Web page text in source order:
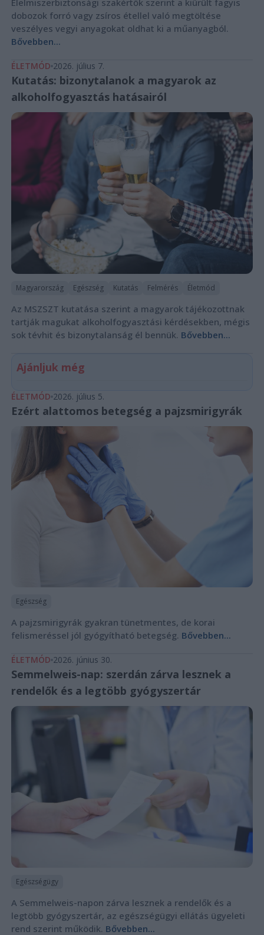
dobozok forró vagy zsíros étellel való megtöltése
veszélyes vegyi anyagokat oldhat ki a műanyagból.
Bővebben...
ÉLETMÓD 2026. július 7.
Kutatás: bizonytalanok a magyarok az
alkoholfogyasztás hatásairól
Magyarország Egészség Kutatás Felmérés Életmód
Az MSZSZT kutatása szerint a magyarok tájékozottnak
tartják magukat alkoholfogyasztási kérdésekben, mégis
sok tévhit és bizonytalanság él bennük. Bővebben...
Ajánljuk még
ÉLETMÓD 2026. július 5.
Ezért alattomos betegség a pajzsmirigyrák
Egészség
A pajzsmirigyrák gyakran tünetmentes, de korai
felismeréssel jól gyógyítható betegség. Bővebben...
ÉLETMÓD 2026. június 30.
Semmelweis-nap: szerdán zárva lesznek a
rendelők és a legtöbb gyógyszertár
Egészségügy
A Semmelweis-napon zárva lesznek a rendelők és a
legtöbb gyógyszertár, az egészségügyi ellátás ügyeleti
rend szerint működik. Bővebben...